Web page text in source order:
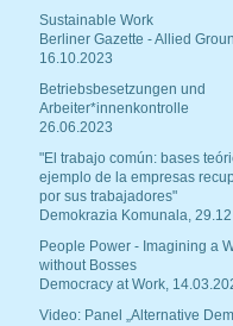
Sustainable Work
Berliner Gazette - Allied
16.10.2023
Betriebsbesetzungen und
Arbeiter*innenkontrolle
26.06.2023
"El trabajo común: bases
ejemplo de la empresas
por sus trabajadores"
Demokrazia Komunala,
People Power - Imagining a
without Bosses
Democracy at Work,
Video: Panel „Alternative